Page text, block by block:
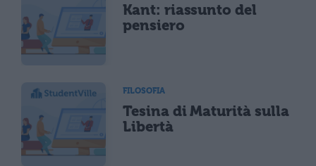
Kant: riassunto del
pensiero
FILOSOFIA
Tesina di Maturità sulla
Libertà